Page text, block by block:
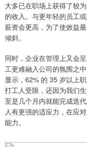
大多已在职场上获得了较
的收入。与更年轻的员工
薪资会更高，为了使效益
倾斜。
同时，企业在管理上又会
工更难融入公司的氛围之
显示，62% 的 35 岁以上
打工人受限，还因为我们
至是几个月内就能完成迭
人有更强的适应力，在应
能力。